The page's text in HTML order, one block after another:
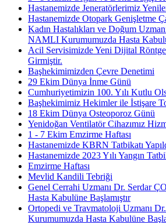
Hastanemizde Jeneratörlerimiz
Hastanemizde Otopark Genişletme
Kadın Hastalıkları ve Doğum
NAMLI Kurumumuzda Hasta
Acil Servisimizde Yeni Dijital
Girmiştir.
Başhekimimizden Çevre Denetimi
29 Ekim Dünya İnme Günü
Cumhuriyetimizin 100. Yılı Kutlu
Başhekimimiz Hekimler ile İstişare
18 Ekim Dünya Osteoporoz Günü
Yenidoğan Ventilatör Cihazımız
1 - 7 Ekim Emzirme Haftası
Hastanemizde KBRN Tatbikatı
Hastanemizde 2023 Yılı Yangın
Emzirme Haftası
Mevlid Kandili Tebriği
Genel Cerrahi Uzmanı Dr. Serdar
Hasta Kabulüne Başlamıştır
Ortopedi ve Travmatoloji Uzmanı
Kurumumuzda Hasta Kabulüne